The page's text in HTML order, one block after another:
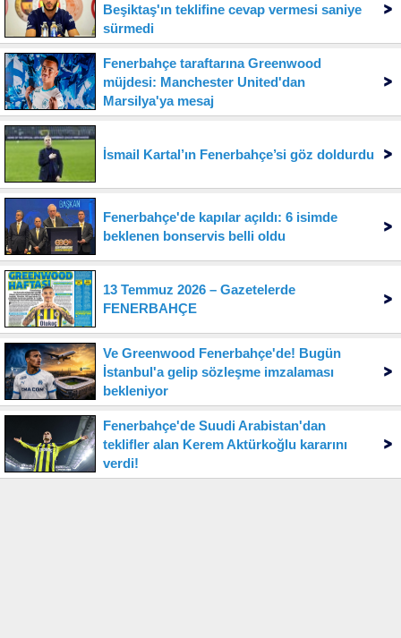
Beşiktaş'ın teklifine cevap vermesi saniye
sürmedi
Fenerbahçe taraftarına Greenwood
müjdesi: Manchester United'dan
Marsilya'ya mesaj
İsmail Kartal’ın Fenerbahçe’si göz doldurdu
Fenerbahçe'de kapılar açıldı: 6 isimde
beklenen bonservis belli oldu
13 Temmuz 2026 – Gazetelerde
FENERBAHÇE
Ve Greenwood Fenerbahçe'de! Bugün
İstanbul'a gelip sözleşme imzalaması
bekleniyor
Fenerbahçe'de Suudi Arabistan'dan
teklifler alan Kerem Aktürkoğlu kararını
verdi!